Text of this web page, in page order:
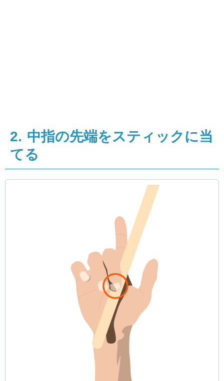
2. 中指の先端をスティックに当
てる